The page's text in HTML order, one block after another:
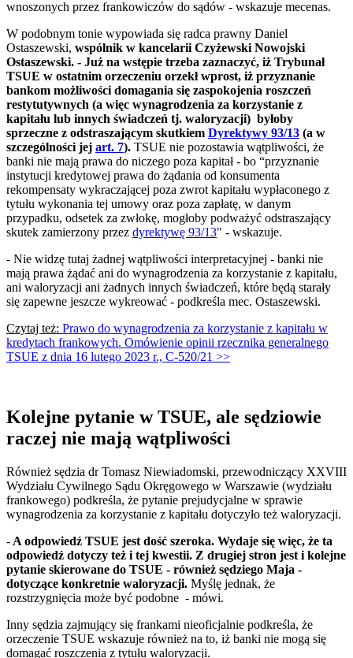
wnoszonych przez frankowiczów do sądów - wskazuje mecenas.
W podobnym tonie wypowiada się radca prawny Daniel
Ostaszewski, wspólnik w kancelarii Czyżewski Nowojski
Ostaszewski. - Już na wstępie trzeba zaznaczyć, iż Trybunał
TSUE w ostatnim orzeczeniu orzekł wprost, iż przyznanie
bankom możliwości domagania się zaspokojenia roszczeń
restytutywnych (a więc wynagrodzenia za korzystanie z
kapitału lub innych świadczeń tj. waloryzacji) byłoby
sprzeczne z odstraszającym skutkiem Dyrektywy 93/13 (a w
szczególności jej art. 7). TSUE nie pozostawia wątpliwości, że
banki nie mają prawa do niczego poza kapitał - bo “przyznanie
instytucji kredytowej prawa do żądania od konsumenta
rekompensaty wykraczającej poza zwrot kapitału wypłaconego z
tytułu wykonania tej umowy oraz poza zapłatę, w danym
przypadku, odsetek za zwłokę, mogłoby podważyć odstraszający
skutek zamierzony przez dyrektywę 93/13" - wskazuje.
- Nie widzę tutaj żadnej wątpliwości interpretacyjnej - banki nie
mają prawa żądać ani do wynagrodzenia za korzystanie z kapitału,
ani waloryzacji ani żadnych innych świadczeń, które będą starały
się zapewne jeszcze wykreować - podkreśla mec. Ostaszewski.
Czytaj też: Prawo do wynagrodzenia za korzystanie z kapitału w
kredytach frankowych. Omówienie opinii rzecznika generalnego
TSUE z dnia 16 lutego 2023 r., C-520/21 >>
Kolejne pytanie w TSUE, ale sędziowie
raczej nie mają wątpliwości
Również sędzia dr Tomasz Niewiadomski, przewodniczący XXVIII
Wydziału Cywilnego Sądu Okręgowego w Warszawie (wydziału
frankowego) podkreśla, że pytanie prejudycjalne w sprawie
wynagrodzenia za korzystanie z kapitału dotyczyło też waloryzacji.
- A odpowiedź TSUE jest dość szeroka. Wydaje się więc, że ta
odpowiedź dotyczy też i tej kwestii. Z drugiej stron jest i kolejne
pytanie skierowane do TSUE - również sędziego Maja -
dotyczące konkretnie waloryzacji. Myślę jednak, że
rozstrzygnięcia może być podobne - mówi.
Inny sędzia zajmujący się frankami nieoficjalnie podkreśla, że
orzeczenie TSUE wskazuje również na to, iż banki nie mogą się
domagać roszczenia z tytułu waloryzacji.